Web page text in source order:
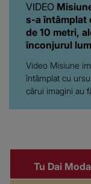
VIDEO
s-a întâmplat
de 10 metri,
înconjurul
Video Misiune
întâmplat cu
cărui imagini au
Tu Dai